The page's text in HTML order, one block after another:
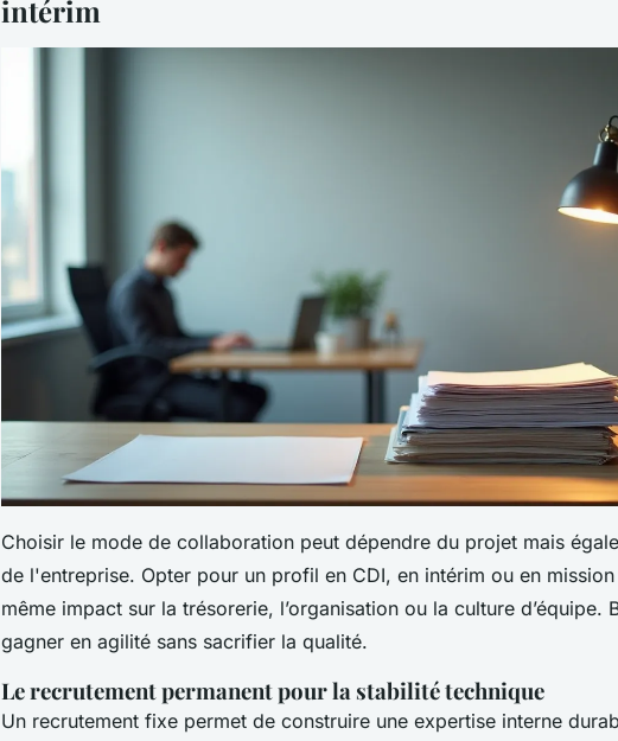
intérim
Choisir le mode de collaboration peut dépendre du projet mais
de l'entreprise. Opter pour un profil en CDI, en intérim ou en mission
même impact sur la trésorerie, l’organisation ou la culture d’équipe.
gagner en agilité sans sacrifier la qualité.
Le recrutement permanent pour la stabilité technique
Un recrutement fixe permet de construire une expertise interne